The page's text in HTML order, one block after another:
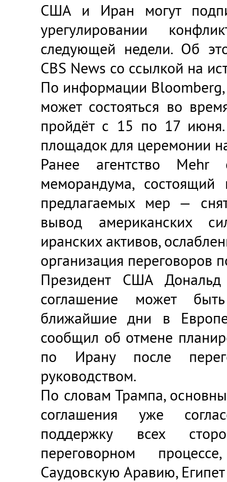
США и Иран могут
урегулировании
следующей недели. Об
CBS News со ссылкой на
По информации
может состояться во
пройдёт с 15 по 17
площадок для церемонии
Ранее агентство Mehr
меморандума,
предлагаемых мер —
вывод американских
иранских активов,
организация переговоров
Президент США
соглашение может
ближайшие дни в
сообщил об отмене
по Ирану после
руководством.
По словам Трампа,
соглашения уже
поддержку всех
переговорном
Саудовскую Аравию,